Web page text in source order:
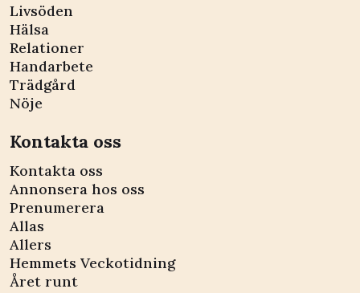
Livsöden
Hälsa
Relationer
Handarbete
Trädgård
Nöje
Kontakta oss
Kontakta oss
Annonsera hos oss
Prenumerera
Allas
Allers
Hemmets Veckotidning
Året runt